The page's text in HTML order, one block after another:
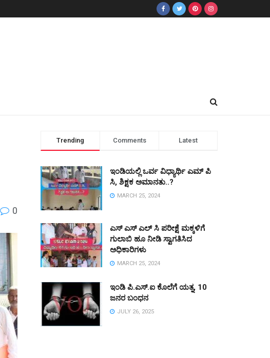
0
Trending Comments Latest
ಇಂಡಿಯಲ್ಲಿ ಒರ್ವ ವಿಧ್ಯಾರ್ಥಿ ಎಮ್ ಪಿ
ಸಿ, ಶಿಕ್ಷಕ ಅಮಾನತು..?
MARCH 25, 2024
ಎಸ್ ಎಸ್ ಎಲ್ ಸಿ ಪರೀಕ್ಷೆ ಮಕ್ಕಳಿಗೆ
ಗುಲಾಬಿ ಹೂ ನೀಡಿ ಸ್ವಾಗತಿಸಿದ
ಅಧಿಕಾರಿಗಳು
MARCH 25, 2024
ಇಂಡಿ ಪಿ.ಎಸ್.ಐ ಕೊಲೆಗೆ ಯತ್ನ, 10
ಜನರ ಬಂಧನ
JULY 26, 2025